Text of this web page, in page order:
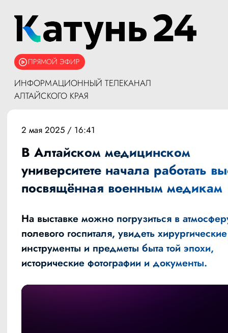
ПРЯМОЙ ЭФИР
ИНФОРМАЦИОННЫЙ ТЕЛЕКАНАЛ
АЛТАЙСКОГО КРАЯ
2 мая 2025 / 16:41
В Алтайском медицинском
университете начала работать
посвящённая военным медикам
На выставке можно погрузиться в
полевого госпиталя, увидеть хирургические
инструменты и предметы быта той эпохи,
исторические фотографии и документы.